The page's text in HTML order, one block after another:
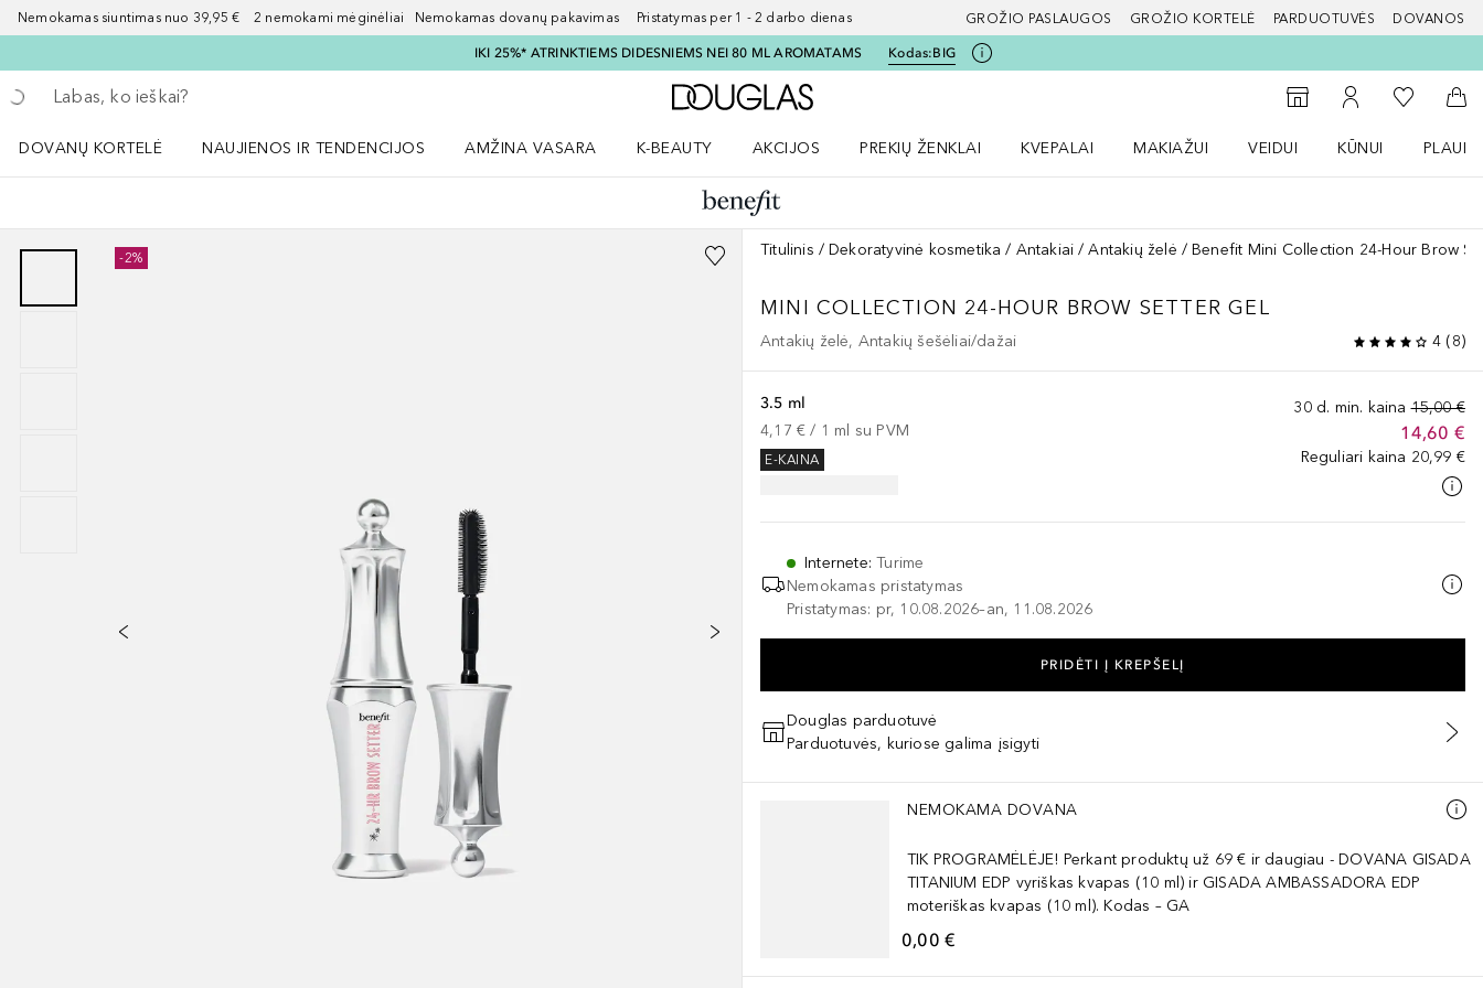
Nemokamas siuntimas nuo 39,95 € 2 nemokami mėginėliai Nemokamas dovanų pakavimas Pristatymas per 1 - 2 darbo dienas GROŽIO PASLAUGOS GROŽIO KORTELĖ PARDUOTUVĖS DOVANOS
IKI 25%* ATRINKTIEMS DIDESNIEMS NEI 80 ML AROMATAMS Kodas:BIG
Grįžk atgal
Vykdykite paiešką
Į Douglas pagrindinį puslapį
Į parduotuvių paiešką
Į mano paskyrą
Į mano
Į
DOVANŲ KORTELĖ
NAUJIENOS IR TENDENCIJOS
AMŽINA VASARA
K-BEAUTY
AKCIJOS
PREKIŲ ŽENKLAI
KVEPALAI
MAKIAŽUI
VEIDUI
KŪNUI
-2% Titulinis Dekoratyvinė kosmetika Antakiai Antakių želė Benefit Mini Collection 24-Hour Brow
MINI COLLECTION 24-HOUR BROW SETTER GEL
Antakių želė, Antakių šešėliai/dažai 4 (8)
30 d. min. kaina 15,00 €
14,60 €
Reguliari kaina 20,99 €
3.5 ml
4,17 € / 1 ml su PVM
E-KAINA
Internete:Turime
Nemokamas pristatymas
Pristatymas: pr, 10.08.2026–an, 11.08.2026
PRIDĖTI Į KREPŠELĮ
Douglas parduotuvė
Parduotuvės, kuriose galima įsigyti
Praleisti slankiklį
NEMOKAMA DOVANA
TIK PROGRAMĖLĖJE! Perkant produktų už 69 € ir daugiau - DOVANA GISADA
TITANIUM EDP vyriškas kvapas (10 ml) ir GISADA AMBASSADORA EDP
moteriškas kvapas (10 ml). Kodas – GA
0,00 €
Praleisti slankiklį